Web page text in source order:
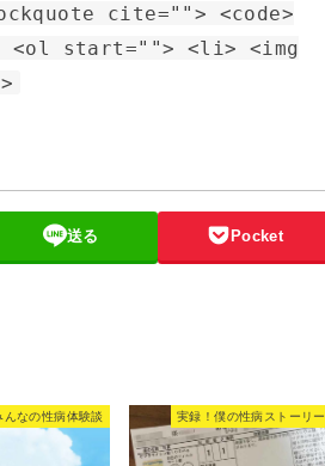
cite=""> <code>
<ol start=""> <li> <img
送る Pocket
んなの性病体験談 実録！僕の性病ストーリー